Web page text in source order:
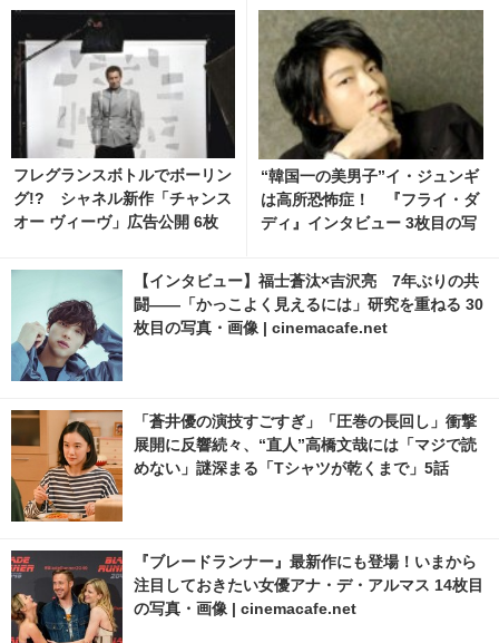
フレグランスボトルでボーリン
グ!? シャネル新作「チャンス
オー ヴィーヴ」広告公開 6枚
net
“韓国一の美男子”イ・ジュンギ
は高所恐怖症！ 『フライ・ダ
ディ』インタビュー 3枚目の写
【インタビュー】福士蒼汰×吉沢亮 7年ぶりの共
闘――「かっこよく見えるには」研究を重ねる 30
枚目の写真・画像 | cinemacafe.net
「蒼井優の演技すごすぎ」「圧巻の長回し」衝撃
展開に反響続々、“直人”高橋文哉には「マジで読
めない」謎深まる「Tシャツが乾くまで」5話
『ブレードランナー』最新作にも登場！いまから
注目しておきたい女優アナ・デ・アルマス 14枚目
の写真・画像 | cinemacafe.net